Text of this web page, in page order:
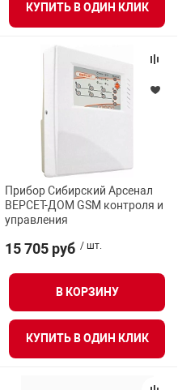
КУПИТЬ В ОДИН КЛИК
Прибор Сибирский Арсенал
ВЕРСЕТ-ДОМ GSM контроля и
управления
15 705 руб / шт.
В КОРЗИНУ
КУПИТЬ В ОДИН КЛИК